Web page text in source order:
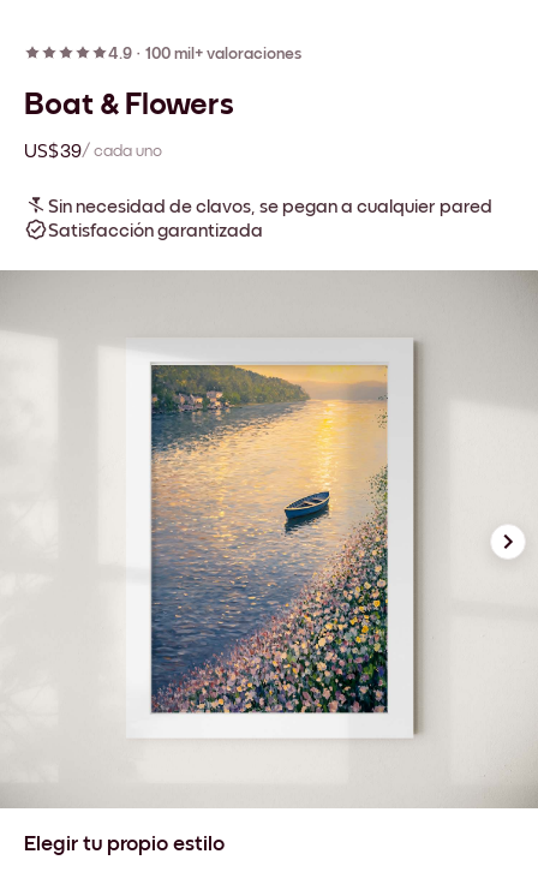
4.9 · 100 mil+ valoraciones
Boat & Flowers
US$39/ cada uno
Sin necesidad de clavos, se pegan a cualquier pared
Satisfacción garantizada
Elegir tu propio estilo